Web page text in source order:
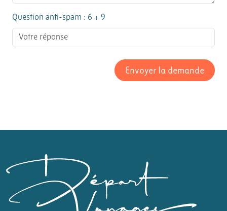
Question anti-spam : 6 + 9
Envoyer la demande